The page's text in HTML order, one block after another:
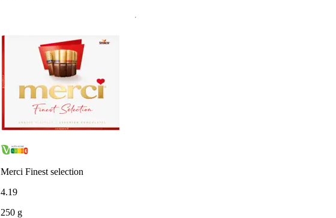
Merci Finest selection
4.19
250 g